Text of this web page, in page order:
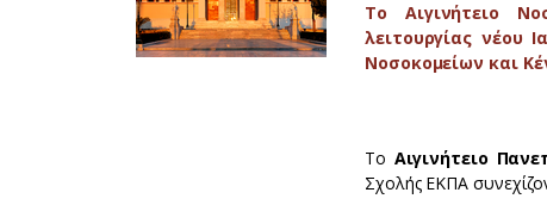
Το Αιγινήτειο
λειτουργίας νέου
Νοσοκομείων και
Το Αιγινήτειο
Σχολής ΕΚΠΑ